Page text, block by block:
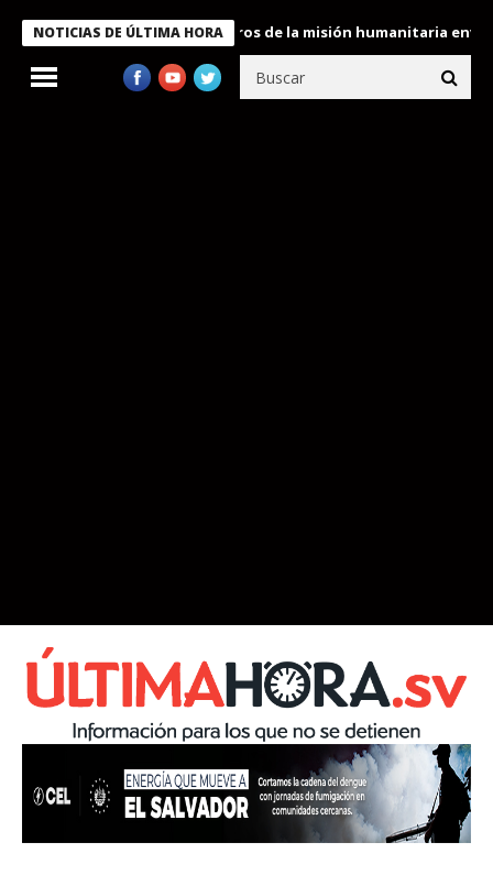
NOTICIAS DE ÚLTIMA HORA
condecora a miembros de la misión humanitaria enviada a